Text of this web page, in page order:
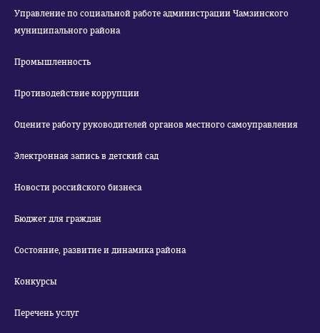
Управление по социальной работе администрации Чамзинского
муниципального района
Промышленность
Противодействие коррупции
Оцените работу руководителей органов местного самоуправления
Электронная запись в детский сад
Новости российского бизнеса
Бюджет для граждан
Состояние, развитие и динамика района
Конкурсы
Перечень услуг